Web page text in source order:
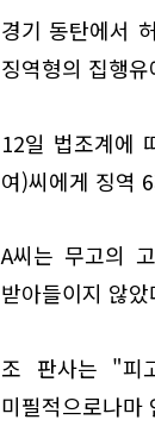
경기 동탄에서
징역형의 집행
12일 법조계에
여)씨에게 징역
A씨는 무고의
받아들이지 않았
조 판사는 "피
미필적으로나마